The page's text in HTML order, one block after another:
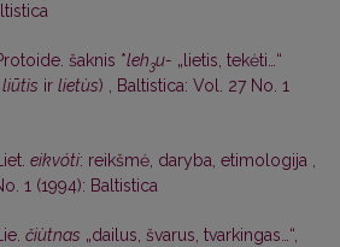
šaknis *leh3u- „lietis, tekėti…“
liūtìs ir lietùs) , Baltistica: Vol. 27 No. 1
eikvóti: reikšmė, daryba, etimologija ,
1 (1994): Baltistica
čiùtnas „dailus, švarus, tvarkingas…“,